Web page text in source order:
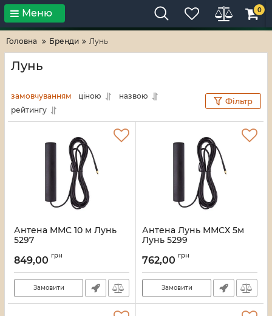
Тільки високі технології! RV-ZAFT
Меню 0
Головна Бренди Лунь
Лунь
замовчуванням ціною
назвою
рейтингу
Фільтр
Антена MMC 10 м Лунь
5297
849,00 грн
Замовити
Антена Лунь ММСХ 5м
Лунь 5299
762,00 грн
Замовити